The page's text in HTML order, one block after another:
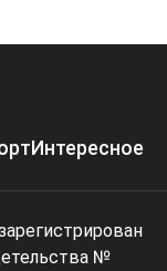
Интересное
№